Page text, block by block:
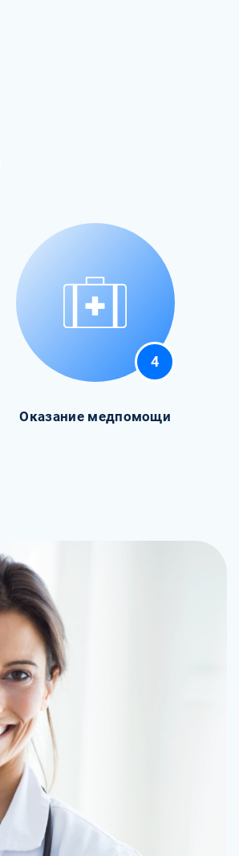
4
Оказание медпомощи